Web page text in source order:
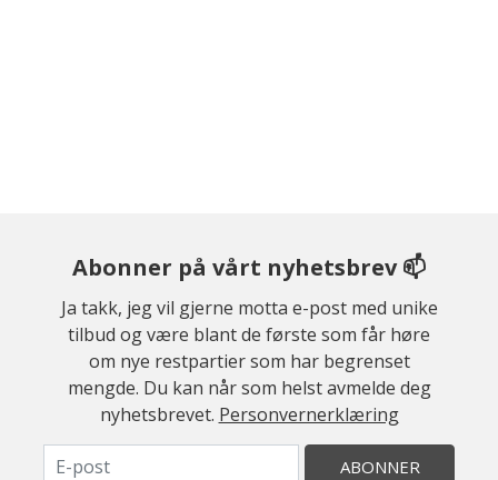
Abonner på vårt nyhetsbrev 📫
Ja takk, jeg vil gjerne motta e-post med unike
tilbud og være blant de første som får høre
om nye restpartier som har begrenset
mengde. Du kan når som helst avmelde deg
nyhetsbrevet. Personvernerklæring
ABONNER